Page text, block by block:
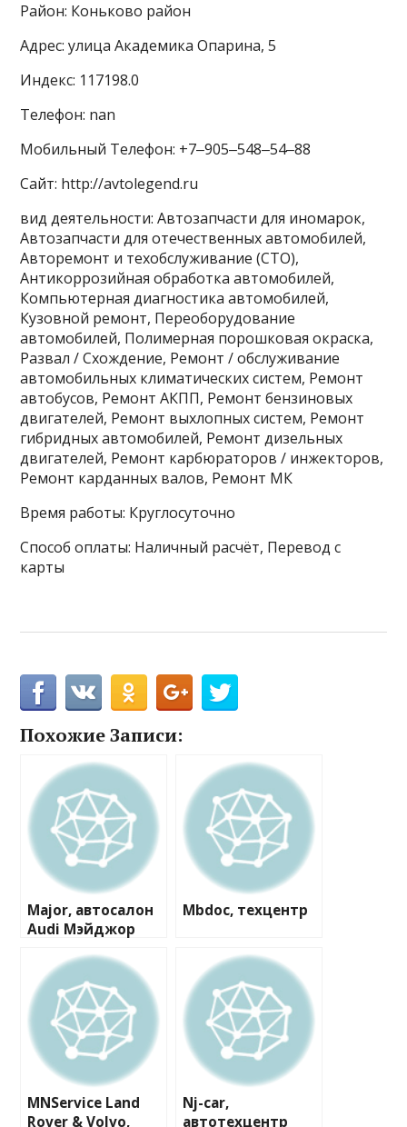
Район: Коньково район
Адрес: улица Академика Опарина, 5
Индекс: 117198.0
Телефон: nan
Мобильный Телефон: +7‒905‒548‒54‒88
Сайт: http://avtolegend.ru
вид деятельности: Автозапчасти для иномарок,
Автозапчасти для отечественных автомобилей,
Авторемонт и техобслуживание (СТО),
Антикоррозийная обработка автомобилей,
Компьютерная диагностика автомобилей,
Кузовной ремонт, Переоборудование
автомобилей, Полимерная порошковая окраска,
Развал / Схождение, Ремонт / обслуживание
автомобильных климатических систем, Ремонт
автобусов, Ремонт АКПП, Ремонт бензиновых
двигателей, Ремонт выхлопных систем, Ремонт
гибридных автомобилей, Ремонт дизельных
двигателей, Ремонт карбюраторов / инжекторов,
Ремонт карданных валов, Ремонт МК
Время работы: Круглосуточно
Способ оплаты: Наличный расчёт, Перевод с
карты
Похожие Записи:
Major, автосалон
Audi Мэйджор
Mbdoc, техцентр
MNService Land
Rover & Volvo,
Nj-car,
автотехцентр